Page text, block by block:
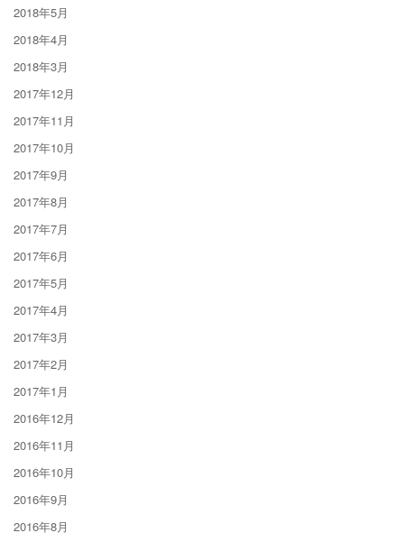
2018年5月
2018年4月
2018年3月
2017年12月
2017年11月
2017年10月
2017年9月
2017年8月
2017年7月
2017年6月
2017年5月
2017年4月
2017年3月
2017年2月
2017年1月
2016年12月
2016年11月
2016年10月
2016年9月
2016年8月